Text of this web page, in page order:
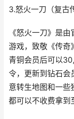
3.怒火一刀（复古
《怒火一刀》是
游戏，致敬《传奇
青铜会员后可以
令，更新到钻石会
意转生地图和一些
都可以不收费拿到